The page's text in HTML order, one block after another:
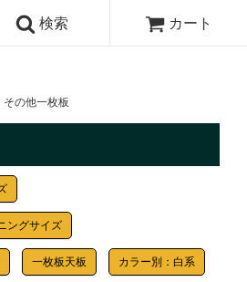
検索 カート
その他一枚板
ングサイズ
一枚板天板 カラー別：白系